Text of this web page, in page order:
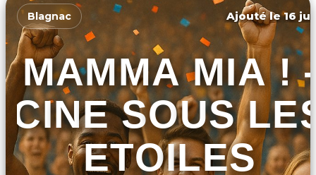
Blagnac Ajouté le 16
MAMMA MIA ! -
CINE SOUS
ETOILES